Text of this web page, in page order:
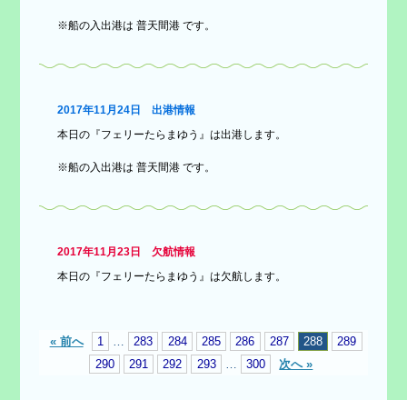
※船の入出港は 普天間港 です。
2017年11月24日 出港情報
本日の『フェリーたらまゆう』は出港します。
※船の入出港は 普天間港 です。
2017年11月23日 欠航情報
本日の『フェリーたらまゆう』は欠航します。
« 前へ 1 … 283 284 285 286 287 288
289
290
291 292 293 … 300 次へ »